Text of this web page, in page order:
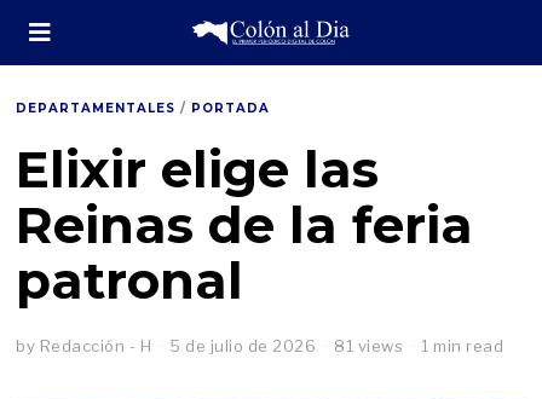
DEPARTAMENTALES / PORTADA
Elixir elige las
Reinas de la feria
patronal
by Redacción - H 5 de julio de 2026 6 81 views 1 min read